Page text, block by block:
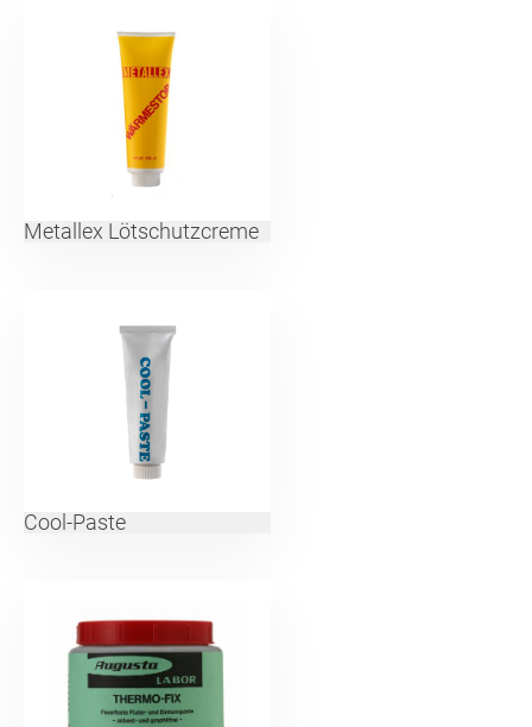
Metallex Lötschutzcreme
Cool-Paste